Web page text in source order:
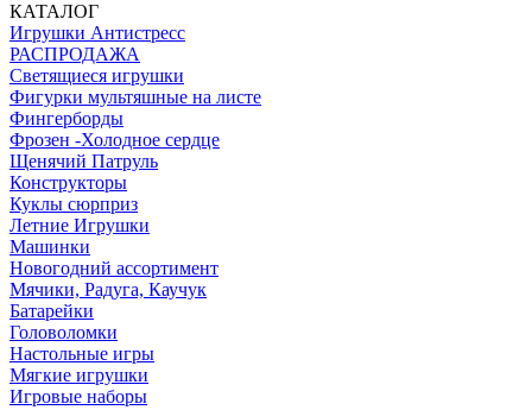
КАТАЛОГ
Игрушки Антистресс
РАСПРОДАЖА
Светящиеся игрушки
Фигурки мультяшные на листе
Фингерборды
Фрозен -Холодное сердце
Щенячий Патруль
Конструкторы
Куклы сюрприз
Летние Игрушки
Машинки
Новогодний ассортимент
Мячики, Радуга, Каучук
Батарейки
Головоломки
Настольные игры
Мягкие игрушки
Игровые наборы